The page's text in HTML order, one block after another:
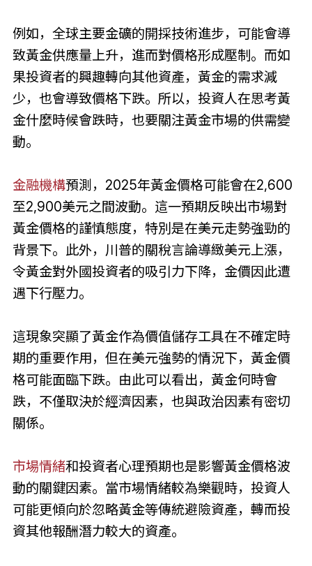
例如，全球主要金礦的開採技術進步，可能會導
致黃金供應量上升，進而對價格形成壓制。而如
果投資者的興趣轉向其他資產，黃金的需求減
少，也會導致價格下跌。所以，投資人在思考黃
金什麼時候會跌時，也要關注黃金市場的供需變
動。
金融機構預測，2025年黃金價格可能會在2,600
至2,900美元之間波動。這一預期反映出市場對
黃金價格的謹慎態度，特別是在美元走勢強勁的
背景下。此外，川普的關稅言論導緻美元上漲，
令黃金對外國投資者的吸引力下降，金價因此遭
遇下行壓力。
這現象突顯了黃金作為價值儲存工具在不確定時
期的重要作用，但在美元強勢的情況下，黃金價
格可能面臨下跌。由此可以看出，黃金何時會
跌，不僅取決於經濟因素，也與政治因素有密切
關係。
市場情緒和投資者心理預期也是影響黃金價格波
動的關鍵因素。當市場情緒較為樂觀時，投資人
可能更傾向於忽略黃金等傳統避險資產，轉而投
資其他報酬潛力較大的資產。